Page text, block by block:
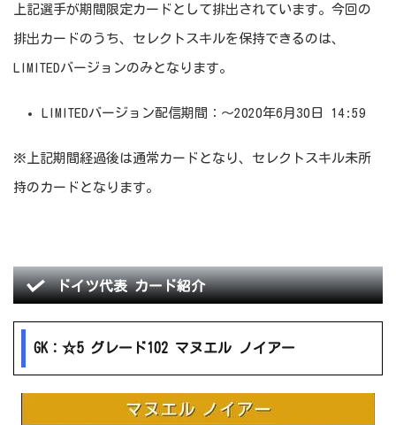
上記選手が期間限定カードとして排出されています。今回の
排出カードのうち、セレクトスキルを保持できるのは、
LIMITEDバージョンのみとなります。
LIMITEDバージョン配信期間：～2020年6月30日 14:59
※上記期間経過後は通常カードとなり、セレクトスキル未所
持のカードとなります。
ドイツ代表 カード紹介
GK：☆5 グレード102 マヌエル ノイアー